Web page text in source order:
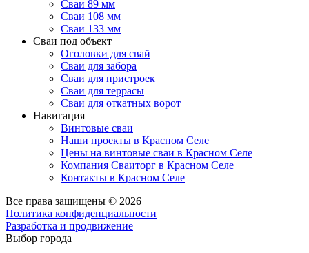
Сваи 89 мм
Сваи 108 мм
Сваи 133 мм
Сваи под объект
Оголовки для свай
Сваи для забора
Сваи для пристроек
Сваи для террасы
Сваи для откатных ворот
Навигация
Винтовые сваи
Наши проекты в Красном Селе
Цены на винтовые сваи в Красном Селе
Компания Сваиторг в Красном Селе
Контакты в Красном Селе
Все права защищены © 2026
Политика конфиденциальности
Разработка и продвижение
Выбор города